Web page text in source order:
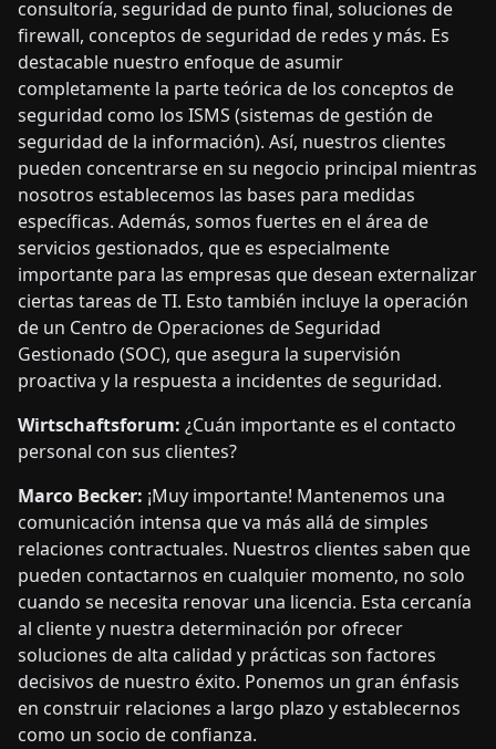
consultoría, seguridad de punto final, soluciones de
firewall, conceptos de seguridad de redes y más. Es
destacable nuestro enfoque de asumir
completamente la parte teórica de los conceptos de
seguridad como los ISMS (sistemas de gestión de
seguridad de la información). Así, nuestros clientes
pueden concentrarse en su negocio principal mientras
nosotros establecemos las bases para medidas
específicas. Además, somos fuertes en el área de
servicios gestionados, que es especialmente
importante para las empresas que desean externalizar
ciertas tareas de TI. Esto también incluye la operación
de un Centro de Operaciones de Seguridad
Gestionado (SOC), que asegura la supervisión
proactiva y la respuesta a incidentes de seguridad.
Wirtschaftsforum: ¿Cuán importante es el contacto
personal con sus clientes?
Marco Becker: ¡Muy importante! Mantenemos una
comunicación intensa que va más allá de simples
relaciones contractuales. Nuestros clientes saben que
pueden contactarnos en cualquier momento, no solo
cuando se necesita renovar una licencia. Esta cercanía
al cliente y nuestra determinación por ofrecer
soluciones de alta calidad y prácticas son factores
decisivos de nuestro éxito. Ponemos un gran énfasis
en construir relaciones a largo plazo y establecernos
como un socio de confianza.